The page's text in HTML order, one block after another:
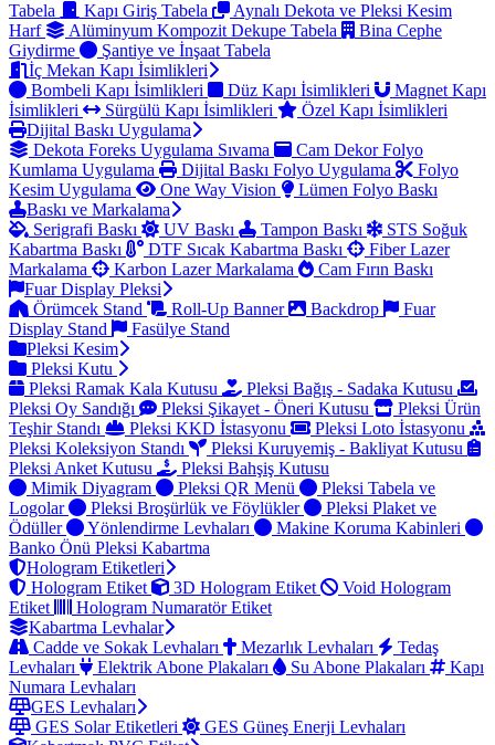
Tabela
Kapı Giriş Tabela
Aynalı Dekota ve Pleksi Kesim
Harf
Alüminyum Kompozit Dekupe Tabela
Bina Cephe
Giydirme
Şantiye ve İnşaat Tabela
İç Mekan Kapı İsimlikleri
Bombeli Kapı İsimlikleri
Düz Kapı İsimlikleri
Magnet Kapı
İsimlikleri
Sürgülü Kapı İsimlikleri
Özel Kapı İsimlikleri
Dijital Baskı Uygulama
Dekota Foreks Uygulama Sıvama
Cam Dekor Folyo
Kumlama Uygulama
Dijital Baskı Folyo Uygulama
Folyo
Kesim Uygulama
One Way Vision
Lümen Folyo Baskı
Baskı ve Markalama
Serigrafi Baskı
UV Baskı Tampon Baskı
STS Soğuk
Kabartma Baskı
DTF Sıcak Kabartma Baskı
Fiber Lazer
Markalama
Karbon Lazer Markalama
Cam Fırın Baskı
Fuar Display Pleksi
Örümcek Stand
Roll-Up Banner Backdrop
Fuar
Display Stand
Fasülye Stand
Pleksi Kesim
Pleksi Kutu
Pleksi Ramak Kala Kutusu
Pleksi Bağış - Sadaka Kutusu
Pleksi Oy Sandığı
Pleksi Şikayet - Öneri Kutusu
Pleksi Ürün
Teşhir Standı
Pleksi KKD İstasyonu
Pleksi Loto İstasyonu
Pleksi Koleksiyon Standı
Pleksi Kuruyemiş - Bakliyat Kutusu
Pleksi Anket Kutusu
Pleksi Bahşiş Kutusu
Mimik Diyagram
Pleksi QR Menü
Pleksi Tabela ve
Logolar
Pleksi Broşürlük ve Föylükler
Pleksi Plaket ve
Ödüller
Yönlendirme Levhaları
Makine Koruma Kabinleri
Banko Önü Pleksi Kabartma
Hologram Etiketleri
Hologram Etiket
3D Hologram Etiket
Void Hologram
Etiket
Hologram Numaratör Etiket
Kabartma Levhalar
Cadde ve Sokak Levhaları
Mezarlık Levhaları
Tedaş
Levhaları
Elektrik Abone Plakaları Su Abone Plakaları
Kapı
Numara Levhaları
GES Levhaları
GES Solar Etiketleri
GES Güneş Enerji Levhaları